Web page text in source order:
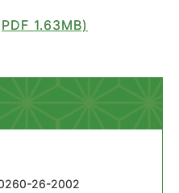
1.63MB)
26-2002